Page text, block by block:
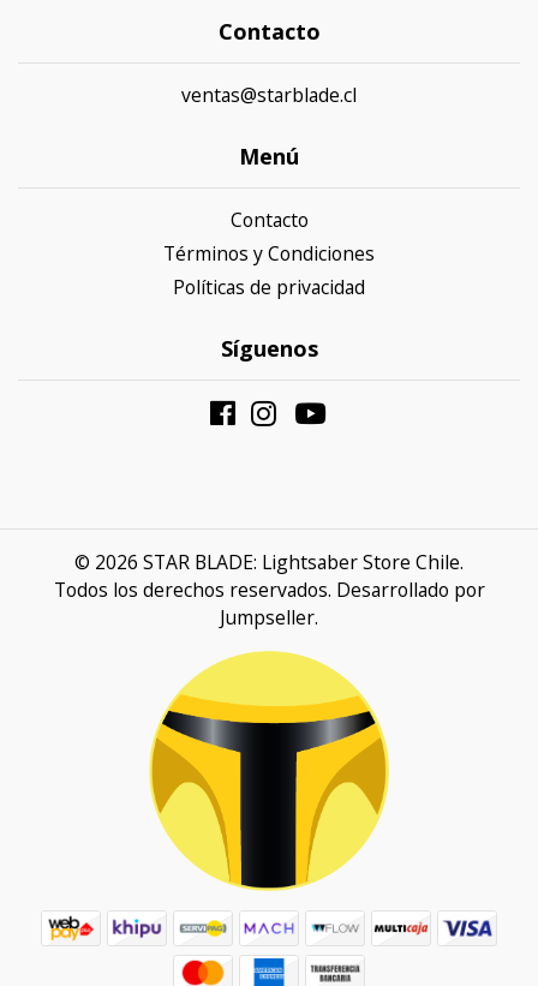
Contacto
ventas@starblade.cl
Menú
Contacto
Términos y Condiciones
Políticas de privacidad
Síguenos
© 2026 STAR BLADE: Lightsaber Store Chile.
Todos los derechos reservados. Desarrollado por
Jumpseller.